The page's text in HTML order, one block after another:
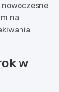
na
w